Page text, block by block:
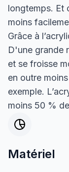
longtemps. Et
moins
Grâce à
D'une grande
et se froisse
en outre
exemple.
moins 50 %
Matériel